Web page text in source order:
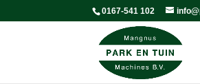
0167-541 102